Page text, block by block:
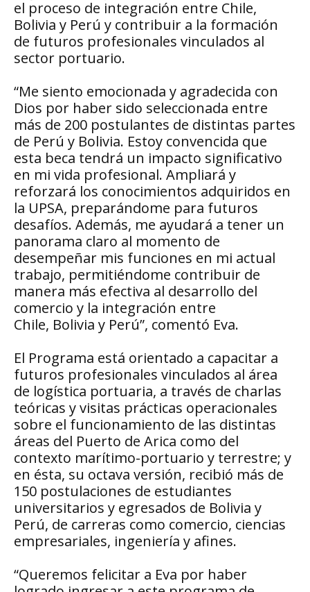
el proceso de integración entre Chile,
Bolivia y Perú y contribuir a la formación
de futuros profesionales vinculados al
sector portuario.
“Me siento emocionada y agradecida con
Dios por haber sido seleccionada entre
más de 200 postulantes de distintas partes
de Perú y Bolivia. Estoy convencida que
esta beca tendrá un impacto significativo
en mi vida profesional. Ampliará y
reforzará los conocimientos adquiridos en
la UPSA, preparándome para futuros
desafíos. Además, me ayudará a tener un
panorama claro al momento de
desempeñar mis funciones en mi actual
trabajo, permitiéndome contribuir de
manera más efectiva al desarrollo del
comercio y la integración entre
Chile, Bolivia y Perú”, comentó Eva.
El Programa está orientado a capacitar a
futuros profesionales vinculados al área
de logística portuaria, a través de charlas
teóricas y visitas prácticas operacionales
sobre el funcionamiento de las distintas
áreas del Puerto de Arica como del
contexto marítimo-portuario y terrestre; y
en ésta, su octava versión, recibió más de
150 postulaciones de estudiantes
universitarios y egresados de Bolivia y
Perú, de carreras como comercio, ciencias
empresariales, ingeniería y afines.
“Queremos felicitar a Eva por haber